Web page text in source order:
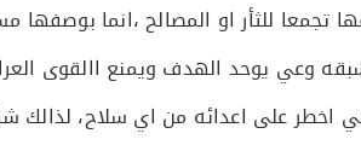
تجمعا للثأر او المصالح ،انما بوصفها
وعي يوحد الهدف ويمنع االقوى
اخطر على اعدائه من اي سلاح، لذالك